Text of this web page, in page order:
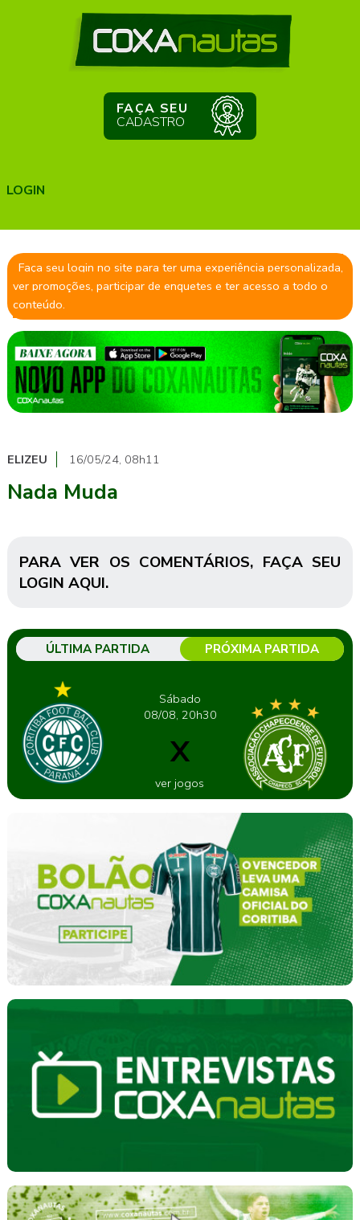
FAÇA SEU
CADASTRO
LOGIN
Faça seu login no site para ter uma experiência personalizada,
ver promoções, participar de enquetes e ter acesso a todo o
conteúdo.
ELIZEU 16/05/24, 08h11
Nada Muda
PARA VER OS COMENTÁRIOS, FAÇA SEU
LOGIN AQUI.
ÚLTIMA PARTIDA PRÓXIMA PARTIDA
Sábado
08/08, 20h30
X
ver jogos